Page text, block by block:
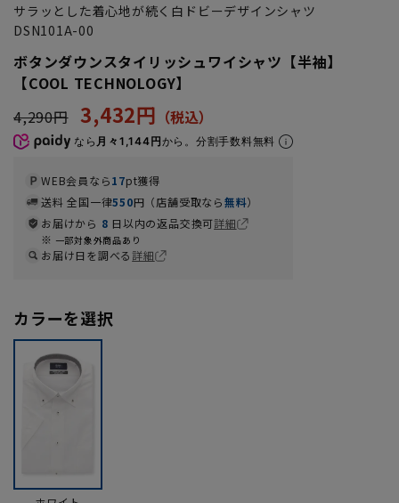
サラッとした着心地が続く白ドビーデザインシャツ
DSN101A-00
ボタンダウンスタイリッシュワイシャツ【半袖】
【COOL TECHNOLOGY】
4,290円 3,432円
なら 月々1,144円から。分割手数料無料
WEB会員なら17pt獲得
送料 全国一律550円（店舗受取なら無料）
お届けから 8 日以内の返品交換可詳細
一部対象外商品あり
お届け日を調べる詳細
カラーを選択